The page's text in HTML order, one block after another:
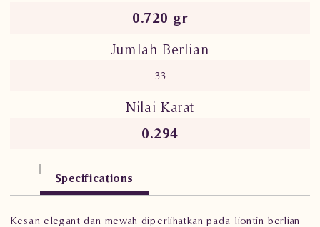
0.720 gr
Jumlah Berlian
33
Nilai Karat
0.294
Specifications
Kesan elegant dan mewah diperlihatkan pada liontin berlian